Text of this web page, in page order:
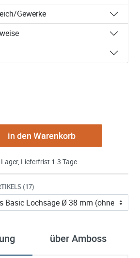
Gewerke
in den Warenkorb
Lieferfrist 1-3 Tage
(17)
über Amboss